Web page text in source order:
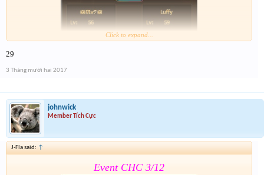
Sr ae qua bận wa nên giờ mới lên
Click to expand...
29
3 Tháng mười hai 2017
johnwick
Member Tích Cực
J-Fla said: ↑
Event CHC 3/12